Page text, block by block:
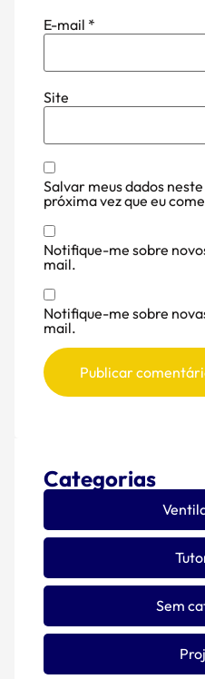
E-mail *
Site
Salvar meus dados
próxima vez que eu
Notifique-me sobre
mail.
Notifique-me sobre
mail.
Categorias
Sem